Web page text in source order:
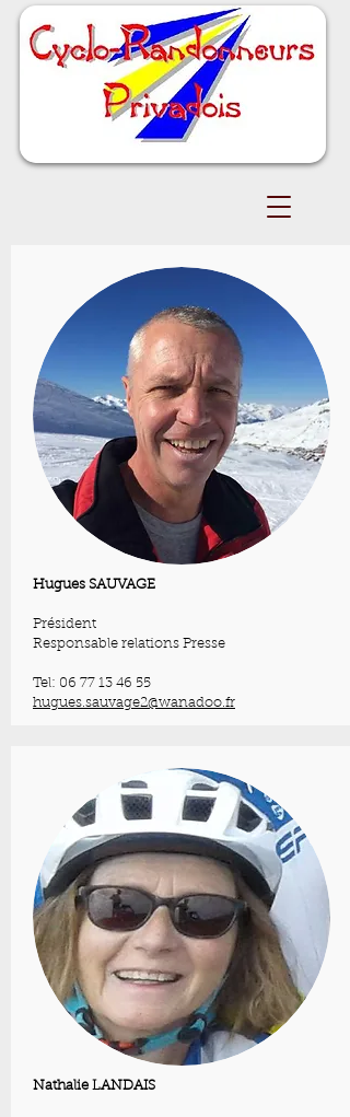
Hugues SAUVAGE
Président
Responsable relations Presse
Tel: 06 77 13 46 55
hugues.sauvage2@wanadoo.fr
Nathalie LANDAIS